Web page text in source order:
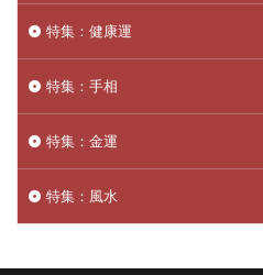
特集：健康運
特集：手相
特集：金運
特集：風水